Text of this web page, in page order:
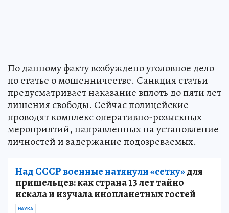
По данному факту возбуждено уголовное дело
по статье о мошенничестве. Санкция статьи
предусматривает наказание вплоть до пяти лет
лишения свободы. Сейчас полицейские
проводят комплекс оперативно-розыскных
мероприятий, направленных на установление
личностей и задержание подозреваемых.
Над СССР военные натянули «сетку»для
пришельцев: как страна 13 лет тайно
искала и изучала инопланетных гостей
НАУКА